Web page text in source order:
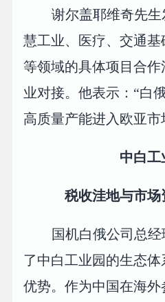
谢尔盖耶维奇先
慧工业、医疗、交通
等领域的具体项目合
业对接。他表示：“白
高质量产能进入欧亚市
中白工
税收洼地与市
国机白俄公司总
了中白工业园的生态
优势。作为中国在海